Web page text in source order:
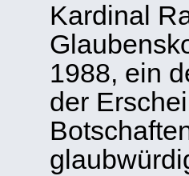
Kardinal
1988, ein
der